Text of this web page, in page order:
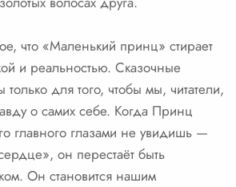
что «Маленький принц» стирает
и реальностью. Сказочные
для того, чтобы мы, читатели,
о самих себе. Когда Принц
главного глазами не увидишь —
он перестаёт быть
Он становится нашим